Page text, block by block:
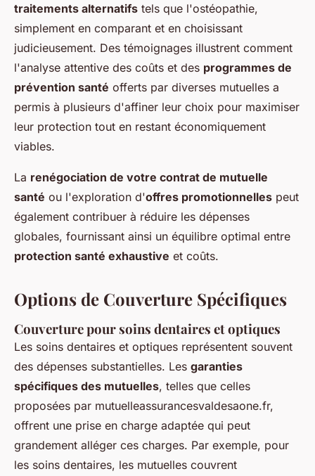
traitements alternatifs tels que l'ostéopathie,
simplement en comparant et en choisissant
judicieusement. Des témoignages illustrent comment
l'analyse attentive des coûts et des programmes de
prévention santé offerts par diverses mutuelles a
permis à plusieurs d'affiner leur choix pour maximiser
leur protection tout en restant économiquement
viables.
La renégociation de votre contrat de mutuelle
santé ou l'exploration d'offres promotionnelles peut
également contribuer à réduire les dépenses
globales, fournissant ainsi un équilibre optimal entre
protection santé exhaustive et coûts.
Options de Couverture Spécifiques
Couverture pour soins dentaires et optiques
Les soins dentaires et optiques représentent souvent
des dépenses substantielles. Les garanties
spécifiques des mutuelles, telles que celles
proposées par mutuelleassurancesvaldesaone.fr,
offrent une prise en charge adaptée qui peut
grandement alléger ces charges. Par exemple, pour
les soins dentaires, les mutuelles couvrent